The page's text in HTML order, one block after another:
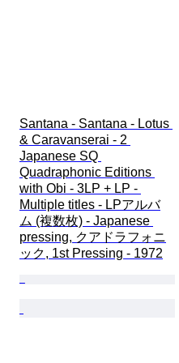
Santana - Santana - Lotus
& Caravanserai - 2
Japanese SQ
Quadraphonic Editions
with Obi - 3LP + LP -
Multiple titles - LPアルバ
ム (複数枚) - Japanese
pressing, クアドラフォニ
ック, 1st Pressing - 1972